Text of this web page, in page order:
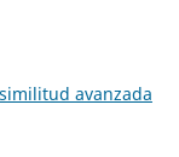
avanzada